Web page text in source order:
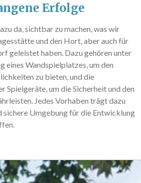
Erfolge
da, sichtbar zu machen, was wir
und den Hort, aber auch für
geleistet haben. Dazu gehören unter
eines Wandspielplatzes, um den
zu bieten, und die
Spielgeräte, um die Sicherheit und den
Jedes Vorhaben trägt dazu
sichere Umgebung für die Entwicklung